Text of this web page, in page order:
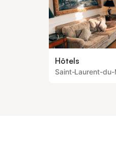
Hôtels
Saint-Laurent-du-